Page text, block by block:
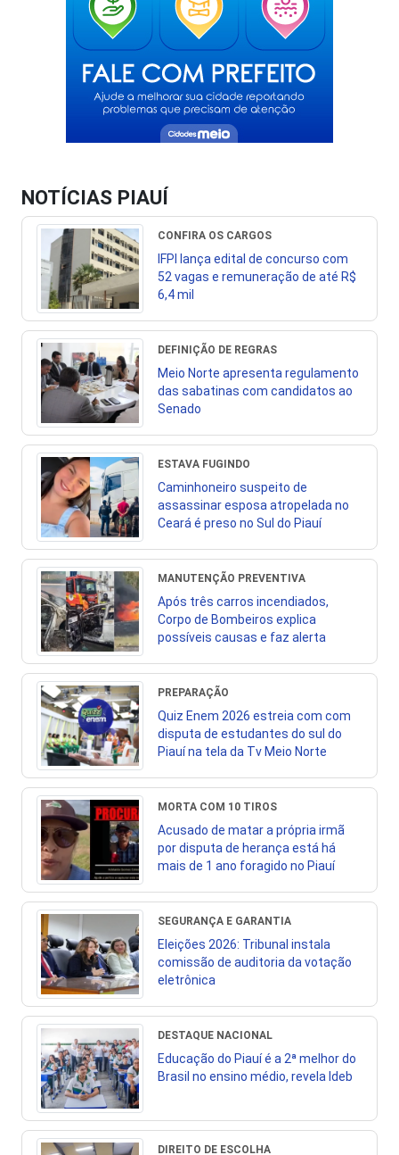
NOTÍCIAS PIAUÍ
CONFIRA OS CARGOS
IFPI lança edital de concurso com
52 vagas e remuneração de até R$
6,4 mil
DEFINIÇÃO DE REGRAS
Meio Norte apresenta regulamento
das sabatinas com candidatos ao
Senado
ESTAVA FUGINDO
Caminhoneiro suspeito de
assassinar esposa atropelada no
Ceará é preso no Sul do Piauí
MANUTENÇÃO PREVENTIVA
Após três carros incendiados,
Corpo de Bombeiros explica
possíveis causas e faz alerta
PREPARAÇÃO
Quiz Enem 2026 estreia com com
disputa de estudantes do sul do
Piauí na tela da Tv Meio Norte
MORTA COM 10 TIROS
Acusado de matar a própria irmã
por disputa de herança está há
mais de 1 ano foragido no Piauí
SEGURANÇA E GARANTIA
Eleições 2026: Tribunal instala
comissão de auditoria da votação
eletrônica
DESTAQUE NACIONAL
Educação do Piauí é a 2ª melhor do
Brasil no ensino médio, revela Ideb
DIREITO DE ESCOLHA